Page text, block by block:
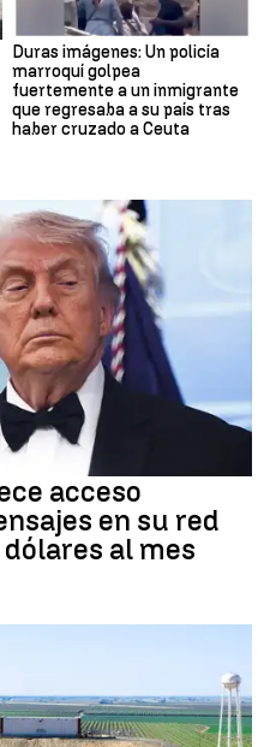
Duras imágenes: Un policía
marroquí golpea
fuertemente a un inmigrante
que regresaba a su país tras
haber cruzado a Ceuta
acceso
en su red
al mes